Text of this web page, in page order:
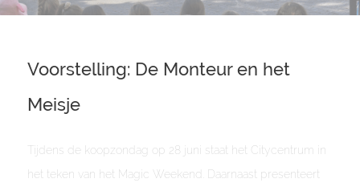
Voorstelling: De Monteur en het
Meisje
Tijdens de koopzondag op 28 juni staat het Citycentrum in
het teken van het Magic Weekend. Daarnaast presenteert